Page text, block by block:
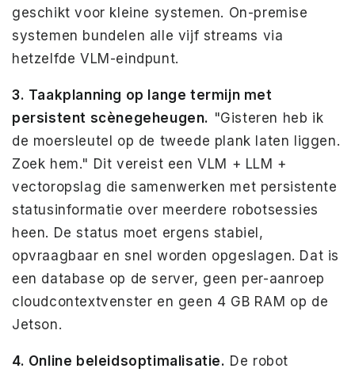
geschikt voor kleine systemen. On-premise
systemen bundelen alle vijf streams via
hetzelfde VLM-eindpunt.
3. Taakplanning op lange termijn met
persistent scènegeheugen. "Gisteren heb ik
de moersleutel op de tweede plank laten liggen.
Zoek hem." Dit vereist een VLM + LLM +
vectoropslag die samenwerken met persistente
statusinformatie over meerdere robotsessies
heen. De status moet ergens stabiel,
opvraagbaar en snel worden opgeslagen. Dat is
een database op de server, geen per-aanroep
cloudcontextvenster en geen 4 GB RAM op de
Jetson.
4. Online beleidsoptimalisatie. De robot